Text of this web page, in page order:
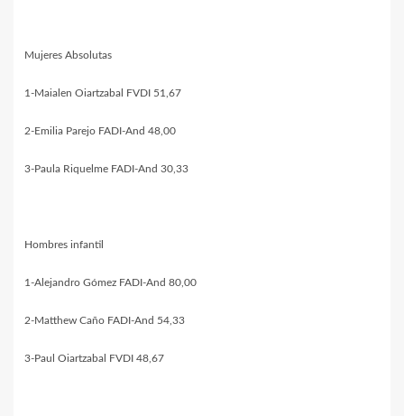
Mujeres Absolutas
1-Maialen Oiartzabal FVDI 51,67
2-Emilia Parejo FADI-And 48,00
3-Paula Riquelme FADI-And 30,33
Hombres infantil
1-Alejandro Gómez FADI-And 80,00
2-Matthew Caño FADI-And 54,33
3-Paul Oiartzabal FVDI 48,67